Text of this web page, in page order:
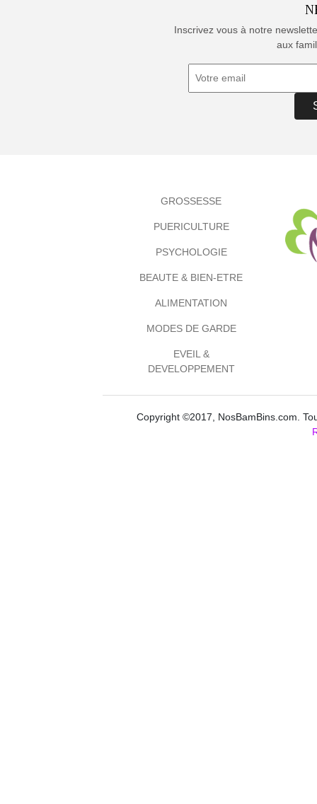
Inscrivez vous à notre
aux
GROSSESSE
PUERICULTURE
PSYCHOLOGIE
BEAUTE & BIEN-ETRE
ALIMENTATION
MODES DE GARDE
EVEIL &
DEVELOPPEMENT
Copyright ©2017, NosBamBins.com.